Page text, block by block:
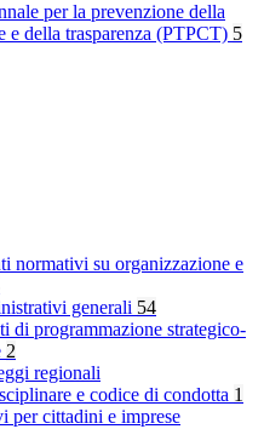
per la prevenzione della
e della trasparenza (PTPCT) 5
normativi su organizzazione e
generali 54
di programmazione strategico-
2
regionali
e codice di condotta 1
per cittadini e imprese